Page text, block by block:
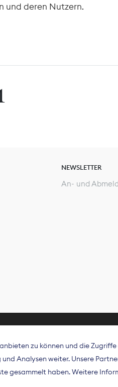
und deren Nutzern.
NEWSLETTER
An- und
(BDZV)
und digitalen
zu können und die
Analysen weiter. Unsere
gesammelt haben. Weitere